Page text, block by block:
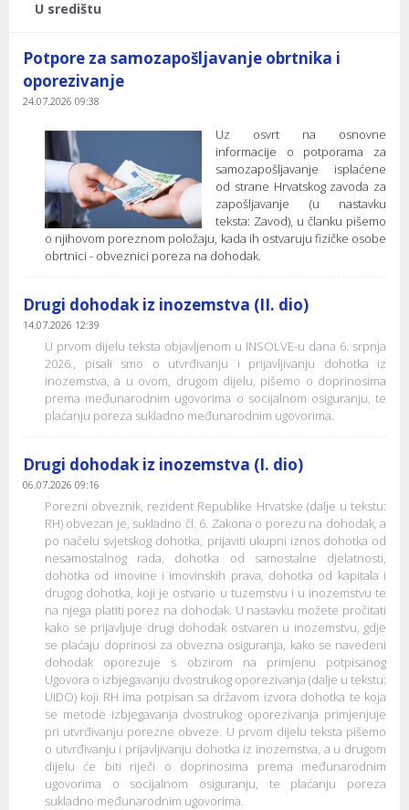
U središtu
Potpore za samozapošljavanje obrtnika i
oporezivanje
24.07.2026 09:38
Uz osvrt na osnovne
informacije o potporama za
samozapošljavanje isplaćene
od strane Hrvatskog zavoda za
zapošljavanje (u nastavku
teksta: Zavod), u članku pišemo
o njihovom poreznom položaju, kada ih ostvaruju fizičke osobe
obrtnici - obveznici poreza na dohodak.
Drugi dohodak iz inozemstva (II. dio)
14.07.2026 12:39
U prvom dijelu teksta objavljenom u INSOLVE-u dana 6. srpnja
2026., pisali smo o utvrđivanju i prijavljivanju dohotka iz
inozemstva, a u ovom, drugom dijelu, pišemo o doprinosima
prema međunarodnim ugovorima o socijalnom osiguranju, te
plaćanju poreza sukladno međunarodnim ugovorima.
Drugi dohodak iz inozemstva (I. dio)
06.07.2026 09:16
Porezni obveznik, rezident Republike Hrvatske (dalje u tekstu:
RH) obvezan je, sukladno čl. 6. Zakona o porezu na dohodak, a
po načelu svjetskog dohotka, prijaviti ukupni iznos dohotka od
nesamostalnog rada, dohotka od samostalne djelatnosti,
dohotka od imovine i imovinskih prava, dohotka od kapitala i
drugog dohotka, koji je ostvario u tuzemstvu i u inozemstvu te
na njega platiti porez na dohodak. U nastavku možete pročitati
kako se prijavljuje drugi dohodak ostvaren u inozemstvu, gdje
se plaćaju doprinosi za obvezna osiguranja, kako se navedeni
dohodak oporezuje s obzirom na primjenu potpisanog
Ugovora o izbjegavanju dvostrukog oporezivanja (dalje u tekstu:
UIDO) koji RH ima potpisan sa državom izvora dohotka te koja
se metode izbjegavanja dvostrukog oporezivanja primjenjuje
pri utvrđivanju porezne obveze. U prvom dijelu teksta pišemo
o utvrđivanju i prijavljivanju dohotka iz inozemstva, a u drugom
dijelu će biti riječi o doprinosima prema međunarodnim
ugovorima o socijalnom osiguranju, te plaćanju poreza
sukladno međunarodnim ugovorima.